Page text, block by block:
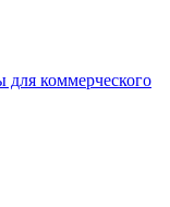
коммерческого